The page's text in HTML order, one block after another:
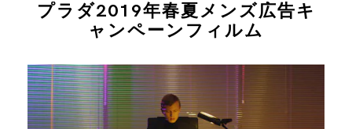
プラダ2019年春夏メンズ広告キ
ャンペーンフィルム